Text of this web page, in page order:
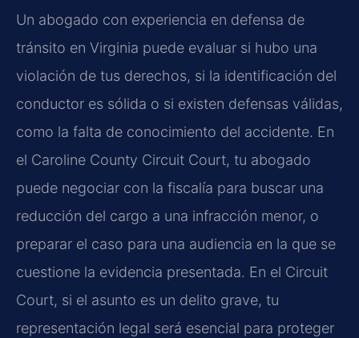
Un abogado con experiencia en defensa de
tránsito en Virginia puede evaluar si hubo una
violación de tus derechos, si la identificación del
conductor es sólida o si existen defensas válidas,
como la falta de conocimiento del accidente. En
el Caroline County Circuit Court, tu abogado
puede negociar con la fiscalía para buscar una
reducción del cargo a una infracción menor, o
preparar el caso para una audiencia en la que se
cuestione la evidencia presentada. En el Circuit
Court, si el asunto es un delito grave, tu
representación legal será esencial para proteger